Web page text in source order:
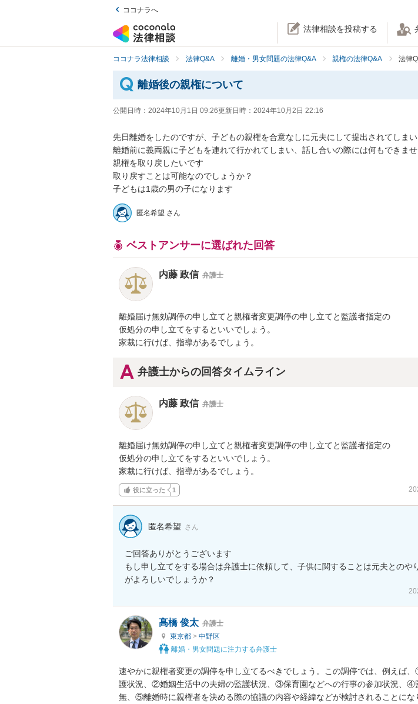
ココナラへ
法律相談を投稿する
ココナラ法律相談 法律Q&A 離婚・男女問題の法律Q&A 親権の法律Q&A 法律
離婚後の親権について
公開日時： 2024年10月1日 09:26更新日時： 2024年10月2日 22:16
先日離婚をしたのですが、子どもの親権を合意なしに元夫にして提出されてしま
離婚前に義両親に子どもを連れて行かれてしまい、話し合いの際には何もできま
親権を取り戻したいです
取り戻すことは可能なのでしょうか？
子どもは1歳の男の子になります
匿名希望 さん
ベストアンサーに選ばれた回答
内藤 政信 弁護士
離婚届け無効調停の申し立てと親権者変更調停の申し立てと監護者指定の
仮処分の申し立てをするといいでしょう。
家裁に行けば、指導があるでしょう。
弁護士からの回答タイムライン
内藤 政信 弁護士
離婚届け無効調停の申し立てと親権者変更調停の申し立てと監護者指定の
仮処分の申し立てをするといいでしょう。
家裁に行けば、指導があるでしょう。
役に立った 1
匿名希望 さん
ご回答ありがとうございます
もし申し立てをする場合は弁護士に依頼して、子供に関することは元夫とのや
がよろしいでしょうか？
髙橋 俊太 弁護士
東京都 > 中野区
離婚・男女問題に注力する弁護士
速やかに親権者変更の調停を申し立てるべきでしょう。この調停では、例えば
護状況、②婚姻生活中の夫婦の監護状況、③保育園などへの行事の参加状況、④
無、⑤離婚時に親権者を決める際の協議の内容や経緯などが検討されることにな